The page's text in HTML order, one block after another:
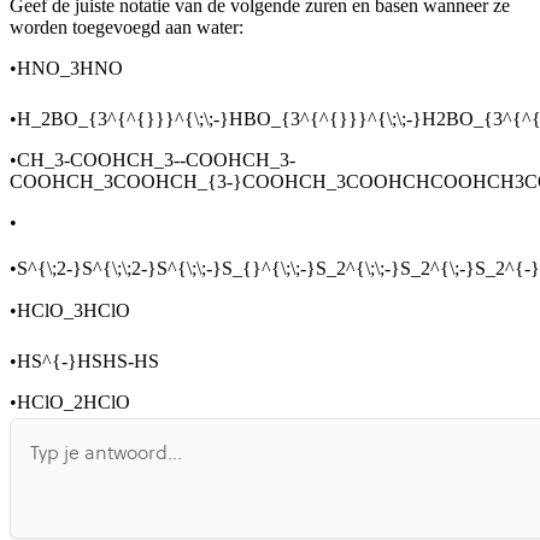
Afspelen werkte niet
Geef de juiste notatie van de volgende zuren en basen wanneer ze
worden toegevoegd aan water:
•HNO_3HNO
•H_2BO_{3^{^{}}}^{\;\;-}HBO_{3^{^{}}}^{\;\;-
•CH_3-COOHCH_3--COOHCH_3-
COOHCH_3COOHCH_{3-
•
•S^{\;2-}S^{\;\;2-}S^{\;\;-}S_{}^{\;\;-}S_2^{\;\;-}S_2^{\;-}S_2^{-
•HClO_3HClO
•HS^{-}HSHS-HS
•HClO_2HClO